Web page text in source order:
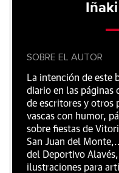
SOBRE EL AUTOR
La intención de este
diario en las páginas
de escritores y otros
vascas con humor,
sobre fiestas de
San Juan del
del Deportivo
ilustraciones para